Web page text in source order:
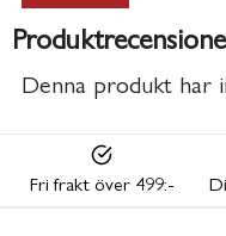
Denna produkt har
Fri frakt över 499:-